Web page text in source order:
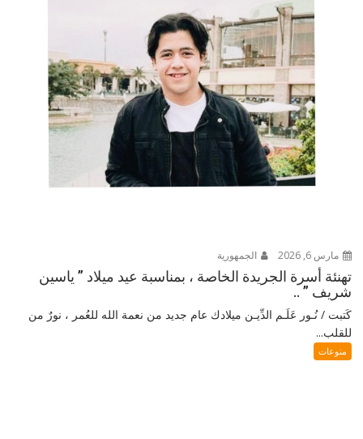
مارس 6, 2026 الجمهورية
تهنئة أسرة الجريدة الخاصة ، بمناسبة عيد ميلاد ” ياسين
شريف ” ..
كَتبت / نُـور عَلَـم الدِّيـن ميلادك عام جديد من نعمة الله للعُمر ، نورٌ من
للقلب...
منوعات